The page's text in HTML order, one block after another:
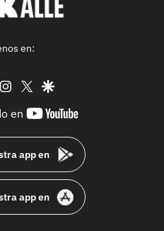
en:
instagram
twittergoogle
en
youtube-
app en
app en